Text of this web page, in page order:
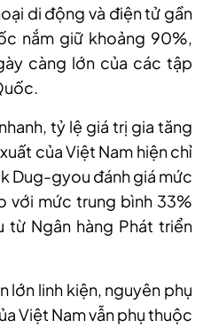
di động và điện tử gần
nắm giữ khoảng 90%,
càng lớn của các tập
tỷ lệ giá trị gia tăng
của Việt Nam hiện chỉ
Dug-gyou đánh giá mức
với mức trung bình 33%
từ Ngân hàng Phát triển
lớn linh kiện, nguyên phụ
Việt Nam vẫn phụ thuộc